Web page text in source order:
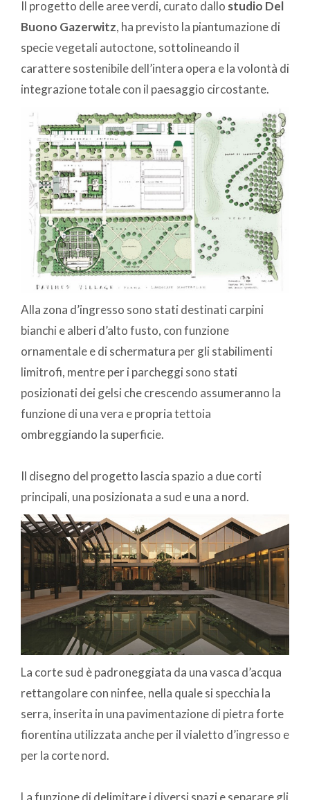
Il progetto delle aree verdi, curato dallo studio Del
Buono Gazerwitz, ha previsto la piantumazione di
specie vegetali autoctone, sottolineando il
carattere sostenibile dell’intera opera e la volontà di
integrazione totale con il paesaggio circostante.
Alla zona d’ingresso sono stati destinati carpini
bianchi e alberi d’alto fusto, con funzione
ornamentale e di schermatura per gli stabilimenti
limitrofi, mentre per i parcheggi sono stati
posizionati dei gelsi che crescendo assumeranno la
funzione di una vera e propria tettoia
ombreggiando la superficie.
Il disegno del progetto lascia spazio a due corti
principali, una posizionata a sud e una a nord.
La corte sud è padroneggiata da una vasca d’acqua
rettangolare con ninfee, nella quale si specchia la
serra, inserita in una pavimentazione di pietra forte
fiorentina utilizzata anche per il vialetto d’ingresso e
per la corte nord.
La funzione di delimitare i diversi spazi e separare gli